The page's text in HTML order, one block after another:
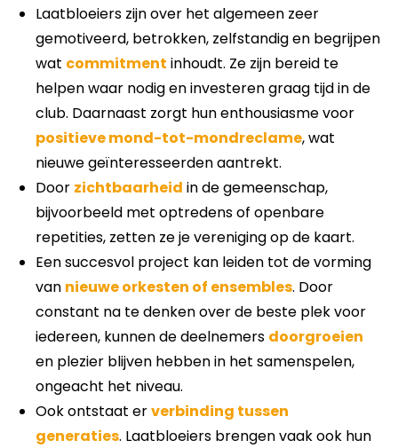
Laatbloeiers zijn over het algemeen zeer
gemotiveerd, betrokken, zelfstandig en begrijpen
wat commitment inhoudt. Ze zijn bereid te
helpen waar nodig en investeren graag tijd in de
club. Daarnaast zorgt hun enthousiasme voor
positieve mond-tot-mondreclame, wat
nieuwe geïnteresseerden aantrekt.
Door zichtbaarheid in de gemeenschap,
bijvoorbeeld met optredens of openbare
repetities, zetten ze je vereniging op de kaart.
Een succesvol project kan leiden tot de vorming
van nieuwe orkesten of ensembles. Door
constant na te denken over de beste plek voor
iedereen, kunnen de deelnemers doorgroeien
en plezier blijven hebben in het samenspelen,
ongeacht het niveau.
Ook ontstaat erverbinding tussen
generaties. Laatbloeiers brengen vaak ook hun